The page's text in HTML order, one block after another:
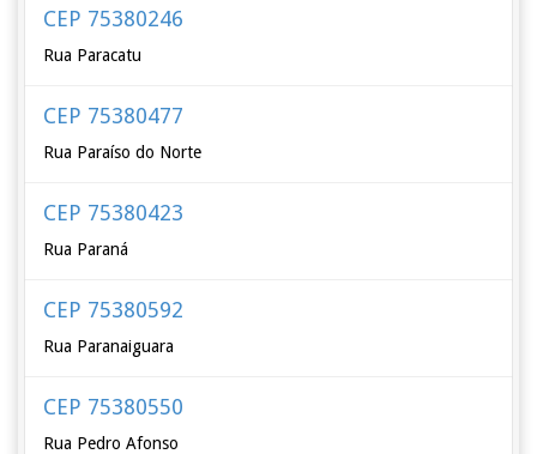
CEP 75380246
Rua Paracatu
CEP 75380477
Rua Paraíso do Norte
CEP 75380423
Rua Paraná
CEP 75380592
Rua Paranaiguara
CEP 75380550
Rua Pedro Afonso